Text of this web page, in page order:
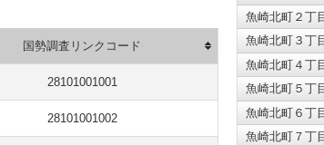
国勢調査リンクコード
28101001001
28101001002
魚崎北町２丁
魚崎北町３丁
魚崎北町４丁
魚崎北町５丁
魚崎北町６丁
魚崎北町７丁